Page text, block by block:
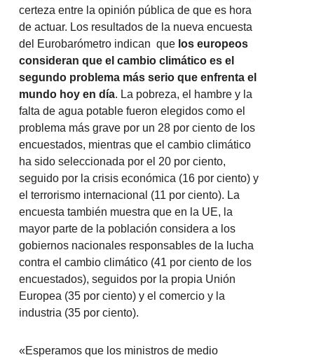
certeza entre la opinión pública de que es hora
de actuar. Los resultados de la nueva encuesta
del Eurobarómetro indican que los europeos
consideran que el cambio climático es el
segundo problema más serio que enfrenta el
mundo hoy en día. La pobreza, el hambre y la
falta de agua potable fueron elegidos como el
problema más grave por un 28 por ciento de los
encuestados, mientras que el cambio climático
ha sido seleccionada por el 20 por ciento,
seguido por la crisis económica (16 por ciento) y
el terrorismo internacional (11 por ciento). La
encuesta también muestra que en la UE, la
mayor parte de la población considera a los
gobiernos nacionales responsables de la lucha
contra el cambio climático (41 por ciento de los
encuestados), seguidos por la propia Unión
Europea (35 por ciento) y el comercio y la
industria (35 por ciento).
«Esperamos que los ministros de medio